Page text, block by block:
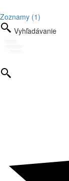
Zoznamy (1)
Vyhľadávanie